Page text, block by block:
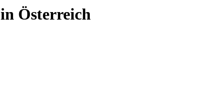
in Österreich